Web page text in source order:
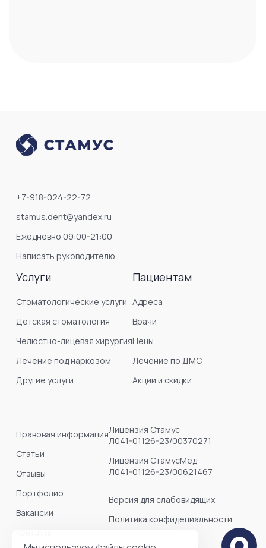
+7-918-024-22-72
stamus.dent@yandex.ru
Ежедневно 09:00-21:00
Написать руководителю
Услуги
Стоматологические услуги
Детская стоматология
Челюстно-лицевая хирургия
Лечение под наркозом
Другие услуги
Пациентам
Адреса
Врачи
Цены
Лечение по ДМС
Акции и скидки
Правовая информация
Статьи
Отзывы
Портфолио
Вакансии
Контакты
Лицензия Стамус
Л041-01126-23/00370271
Лицензия СтамусМед
Л041-01126-23/00621467
Версия для слабовидящих
Политика конфидециальности